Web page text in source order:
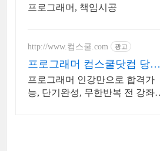
프로그래머, 책임시공
http://www.컴스쿨.com 광고
프로그래머 컴스쿨닷컴 당일
신청&결제시 기프티콘!
프로그래머 인강만으로 합격가
능, 단기완성, 무한반복 전 강좌